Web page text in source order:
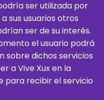
ser utilizada por
sus usuarios otros
ser de su interés.
el usuario podrá
sobre dichos servicios
a Vive Xux en la
para recibir el servicio